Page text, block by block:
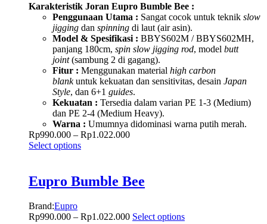
Karakteristik Joran Eupro Bumble Bee :
Penggunaan Utama : Sangat cocok untuk teknik slow
jigging dan spinning di laut (air asin).
Model & Spesifikasi : BBYS602M / BBYS602MH,
panjang 180cm, spin slow jigging rod, model butt
joint(sambung 2 di gagang).
Fitur : Menggunakan material high carbon
blankuntuk kekuatan dan sensitivitas, desain Japan
Style, dan 6+1 guides.
Kekuatan : Tersedia dalam varian PE 1-3 (Medium)
dan PE 2-4 (Medium Heavy).
Warna : Umumnya didominasi warna putih merah.
Rp990.000 – Rp1.022.000
Select options
Eupro Bumble Bee
Brand:Eupro
Rp990.000 – Rp1.022.000 Select options